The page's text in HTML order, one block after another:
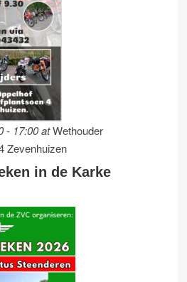
- 17:00atWethouder
Zevenhuizen
in de Karke